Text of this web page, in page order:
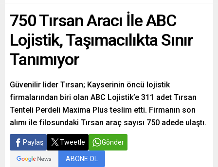
750 Tırsan Aracı İle ABC
Lojistik, Taşımacılıkta Sınır
Tanımıyor
Güvenilir lider Tırsan; Kayserinin öncü lojistik
firmalarından biri olan ABC Lojistik’e 311 adet Tırsan
Tenteli Perdeli Maxima Plus teslim etti. Firmanın son
alımı ile filosundaki Tırsan araç sayısı 750 adede ulaştı.
Paylaş Tweetle Gönder
ABONE OL